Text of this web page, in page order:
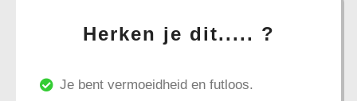
Herken je dit..... ?
Je bent vermoeidheid en futloos.